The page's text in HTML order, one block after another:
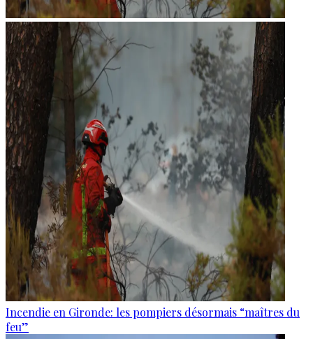
Incendie en Gironde: les pompiers désormais “maîtres du
feu”